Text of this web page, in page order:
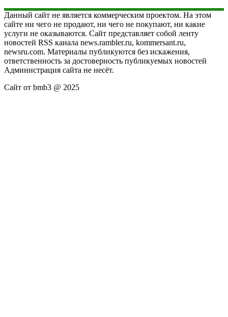
Данный сайт не является коммерческим проектом. На этом
сайте ни чего не продают, ни чего не покупают, ни какие
услуги не оказываются. Сайт представляет собой ленту
новостей RSS канала news.rambler.ru, kommersant.ru,
newsru.com. Материалы публикуются без искажения,
ответственность за достоверность публикуемых новостей
Администрация сайта не несёт.
Сайт от bmb3 @ 2025